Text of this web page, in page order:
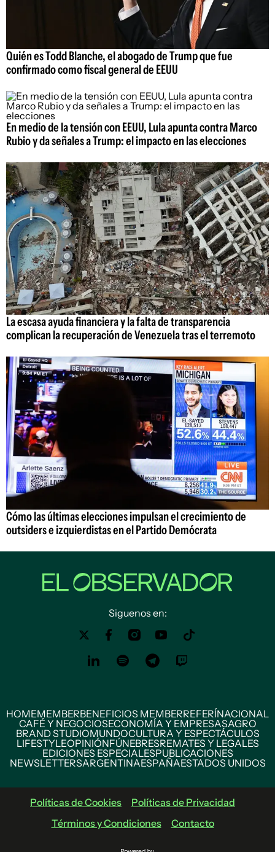
Quién es Todd Blanche, el abogado de Trump que fue
confirmado como fiscal general de EEUU
En medio de la tensión con EEUU, Lula apunta contra Marco
Rubio y da señales a Trump: el impacto en las elecciones
La escasa ayuda financiera y la falta de transparencia
complican la recuperación de Venezuela tras el terremoto
Cómo las últimas elecciones impulsan el crecimiento de
outsiders e izquierdistas en el Partido Demócrata
Siguenos en:
HOMEMEMBERBENEFICIOS MEMBERREFERÍNACIONAL
CAFÉ Y NEGOCIOSECONOMÍA Y EMPRESASAGRO
BRAND STUDIOMUNDOCULTURA Y ESPECTÁCULOS
LIFESTYLEOPINIÓNFÚNEBRESREMATES Y LEGALES
EDICIONES ESPECIALESPUBLICACIONES
NEWSLETTERSARGENTINAESPAÑAESTADOS UNIDOS
Políticas de Cookies
Políticas de Privacidad
Términos y Condiciones
Contacto